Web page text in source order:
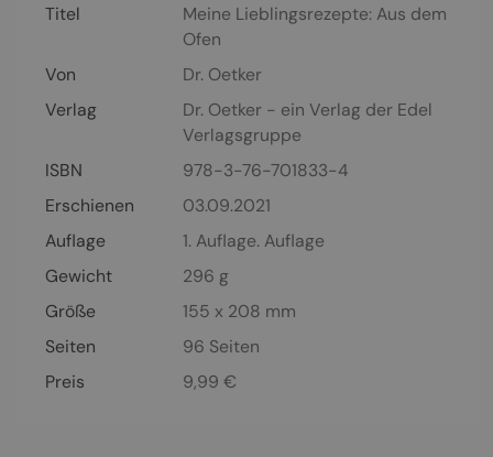
Titel
Meine Lieblingsrezepte: Aus dem
Ofen
Von
Dr. Oetker
Verlag
Dr. Oetker - ein Verlag der Edel
Verlagsgruppe
ISBN
978-3-76-701833-4
Erschienen
03.09.2021
Auflage
1. Auflage. Auflage
Gewicht
296 g
Größe
155 x 208 mm
Seiten
96 Seiten
Preis
9,99 €